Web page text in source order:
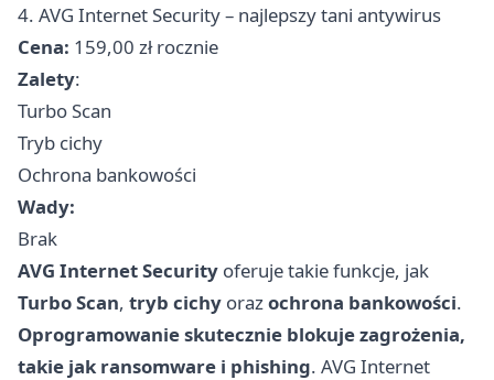
4. AVG Internet Security – najlepszy tani antywirus
Cena: 159,00 zł rocznie
Zalety:
Turbo Scan
Tryb cichy
Ochrona bankowości
Wady:
Brak
AVG Internet Security oferuje takie funkcje, jak
Turbo Scan, tryb cichy orazochrona bankowości.
Oprogramowanie skutecznie blokuje zagrożenia,
takie jak ransomware i phishing. AVG Internet